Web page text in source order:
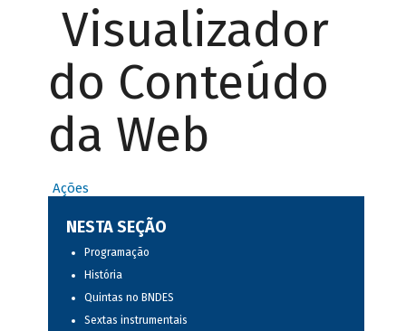
Visualizador
do Conteúdo
da Web
Ações
NESTA SEÇÃO
Programação
História
Quintas no BNDES
Sextas instrumentais